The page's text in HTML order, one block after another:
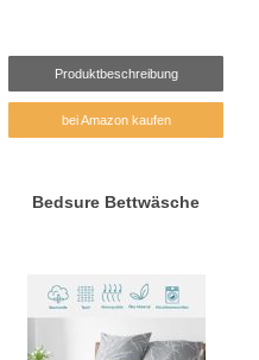
Produktbeschreibung
bei Amazon kaufen
Bedsure Bettwäsche